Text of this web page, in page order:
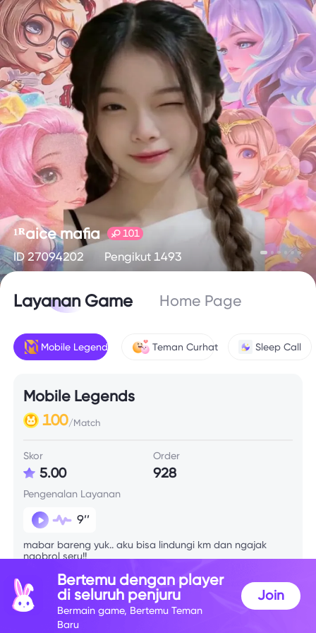
¹ᴿaice mafia 101
ID 27094202 Pengikut 1493
Layanan Game Home Page
Mobile Legends Teman Curhat Sleep Call
Mobile Legends
100/Match
Skor
5.00
Order
928
Pengenalan Layanan
9’’
mabar bareng yuk.. aku bisa lindungi km dan ngajak
ngobrol seru!!
Info Skill
Bertemu dengan player
di seluruh penjuru
Bermain game, Bertemu Teman
Baru
Join